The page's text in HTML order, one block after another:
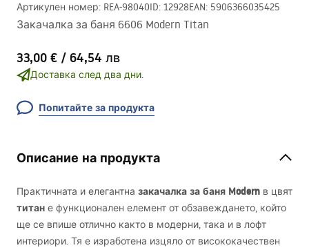
Артикулен номер: REA-98040ID: 12928EAN: 5906366035425
Закачалка за баня 6606 Modern Titan
33,00 € / 64,54 лв
Доставка след два дни.
Попитайте за продукта
Описание на продукта
Практичната и елегантна закачалка за баня Modern в цвят
титан е функционален елемент от обзавеждането, който
ще се впише отлично както в модерни, така и в лофт
интериори. Тя е изработена изцяло от висококачествен